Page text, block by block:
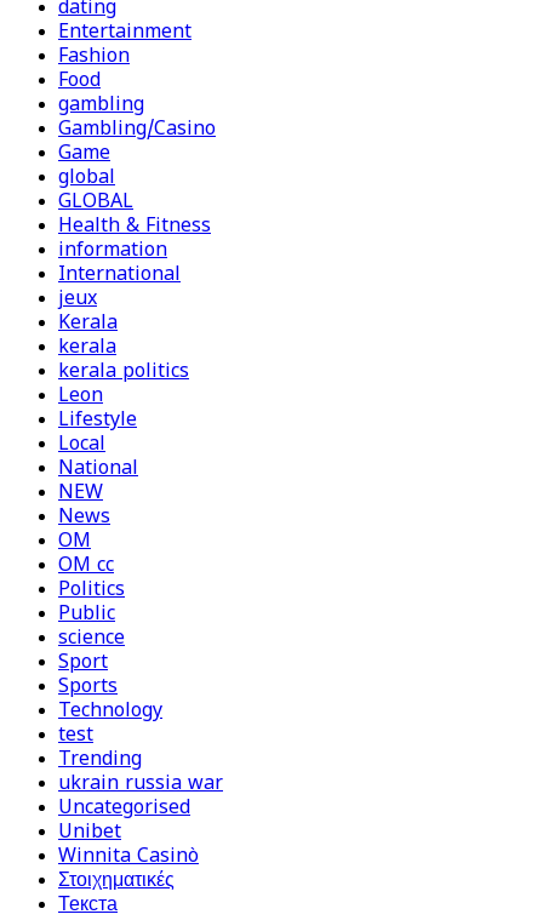
dating
Entertainment
Fashion
Food
gambling
Gambling/Casino
Game
global
GLOBAL
Health & Fitness
information
International
jeux
Kerala
kerala
kerala politics
Leon
Lifestyle
Local
National
NEW
News
OM
OM cc
Politics
Public
science
Sport
Sports
Technology
test
Trending
ukrain russia war
Uncategorised
Unibet
Winnita Casinò
Στοιχηματικές
Текста